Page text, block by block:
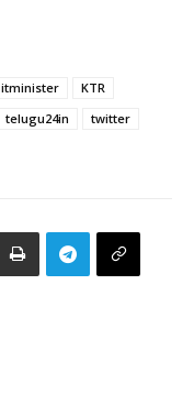
itminister
KTR
telugu24in
twitter